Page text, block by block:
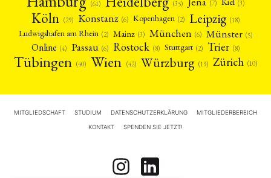
(61) (35) (7) (3)
Köln (29) Konstanz (6) Kopenhagen (2) Leipzig (18)
Ludwigshafen am Rhein (2) Mainz (3) München (6) Münster (5)
Online (4) Passau (6) Rostock (8) Stuttgart (2) Trier (8)
Tübingen (40) Wien (42) Würzburg (19) Zürich (10)
MITGLIEDSCHAFT STUDIUM DATENSCHUTZERKLÄRUNG MITGLIEDERBEREICH
KONTAKT SPENDEN SIE JETZT!